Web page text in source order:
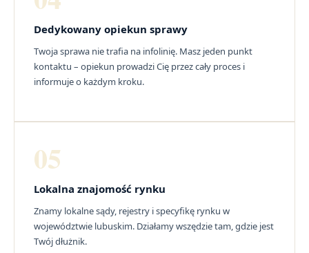
Dedykowany opiekun sprawy
Twoja sprawa nie trafia na infolinię. Masz jeden punkt
kontaktu – opiekun prowadzi Cię przez cały proces i
informuje o każdym kroku.
05
Lokalna znajomość rynku
Znamy lokalne sądy, rejestry i specyfikę rynku w
województwie lubuskim. Działamy wszędzie tam, gdzie jest
Twój dłużnik.